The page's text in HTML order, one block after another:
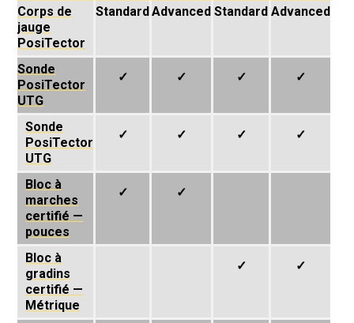
Corps de
jauge
PosiTector
StandardAdvanced Standard Advanced
Sonde
PosiTector
UTG
✓ ✓ ✓ ✓
Sonde
PosiTector
UTG
✓ ✓ ✓ ✓
Bloc à
marches
certifié —
pouces
✓ ✓
Bloc à
gradins
certifié —
Métrique
✓ ✓